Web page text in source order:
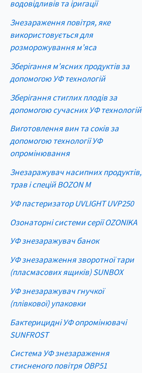
водовідливів та іригації
Знезараження повітря, яке
використовується для
розморожування м’яса
Зберігання м’ясних продуктів за
допомогою УФ технологій
Зберігання стиглих плодів за
допомогою сучасних УФ технологій
Виготовлення вин та соків за
допомогою технології УФ
опромінювання
Знезаражувач насипних продуктів,
трав і спецій BOZON M
УФ пастеризатор UVLIGHT UVP250
Озонаторні системи серії OZONIKA
УФ знезаражувач банок
УФ знезараження зворотної тари
(пласмасових ящиків) SUNBOX
УФ знезаражувач гнучкої
(плівкової) упаковки
Бактерицидні УФ опромінювачі
SUNFROST
Система УФ знезараження
стисненого повітря OBP51